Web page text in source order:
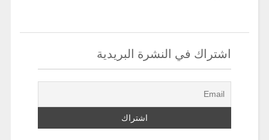
اشتراك في النشرة البريدية